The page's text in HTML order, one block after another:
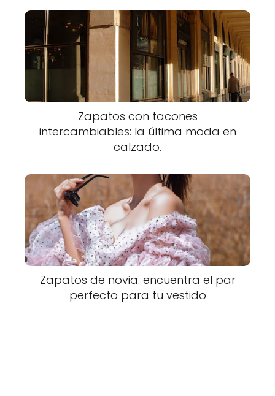
Zapatos con tacones
intercambiables: la última moda en
calzado.
Zapatos de novia: encuentra el par
perfecto para tu vestido